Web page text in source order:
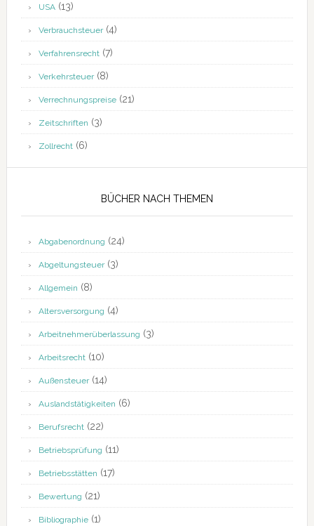
USA(13)
Verbrauchsteuer(4)
Verfahrensrecht(7)
Verkehrsteuer(8)
Verrechnungspreise(21)
Zeitschriften (3)
Zollrecht(6)
BÜCHER NACH THEMEN
Abgabenordnung (24)
Abgeltungsteuer(3)
Allgemein (8)
Altersversorgung (4)
Arbeitnehmerüberlassung (3)
Arbeitsrecht(10)
Außensteuer(14)
Auslandstätigkeiten (6)
Berufsrecht(22)
Betriebsprüfung (11)
Betriebsstätten (17)
Bewertung (21)
Bibliographie(1)